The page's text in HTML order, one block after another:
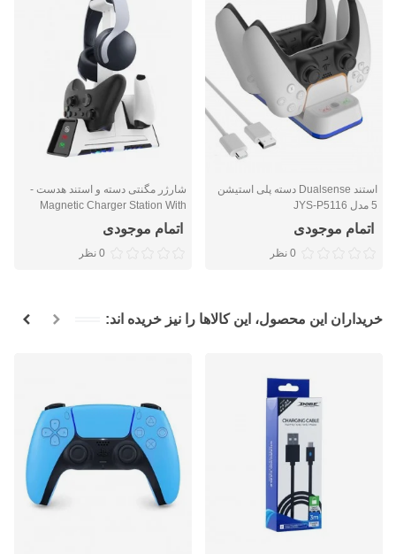
استند Dualsense دسته پلی استیشن
5 مدل JYS-P5116
اتمام موجودی
0 نظر
شارژر مگنتی دسته و استند هدست -
Magnetic Charger Station With
Headset Stand
اتمام موجودی
0 نظر
خریداران این محصول، این کالاها را نیز خریده اند: